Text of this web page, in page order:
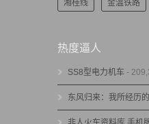
湘桂线 金温铁路
热度逼人
SS8型电力机车 -
东风归来：我所经历